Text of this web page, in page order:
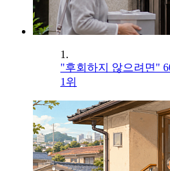
1.
"후회하지 않으려면"
1위